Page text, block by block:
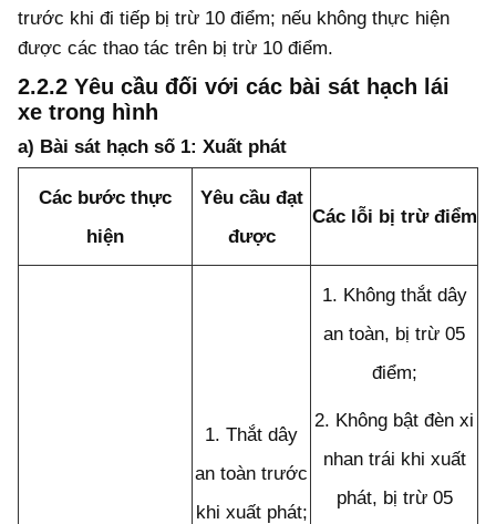
trước khi đi tiếp bị trừ 10 điểm; nếu không thực hiện
được các thao tác trên bị trừ 10 điểm.
2.2.2 Yêu cầu đối với các bài sát hạch lái
xe trong hình
a) Bài sát hạch số 1: Xuất phát
Các bước thực
hiện
Yêu cầu đạt
được
Các lỗi bị trừ điểm
1. Thắt dây
an toàn trước
khi xuất phát;
1. Không thắt dây
an toàn, bị trừ 05
điểm;
2. Không bật đèn xi
nhan trái khi xuất
phát, bị trừ 05